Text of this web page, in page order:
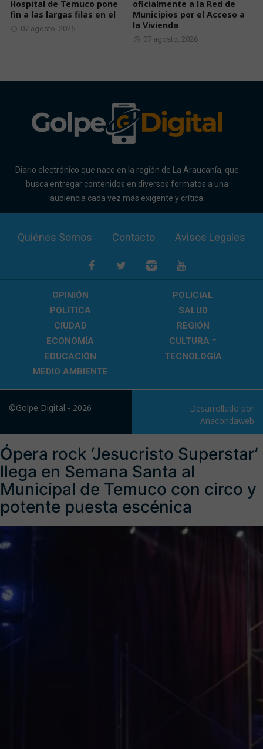
Hospital de Temuco pone
fin a las largas filas en el
07 agosto, 2026
oficialmente a la Red de
Municipios por el Acceso a
la Vivienda
07 agosto, 2026
Diario electrónico que nace en la región de La Araucanía, que
busca entregar contenidos en diversos formatos a una
audiencia cada vez más exigente y crítica.
Quiénes Somos Contacto Avisos Legales
OPINIÓN
POLICIAL
POLÍTICA
SALUD
CIUDAD
REGIÓN
ECONOMÍA
CULTURA
EDUCACIÓN
TECNOLOGÍA
MEDIO AMBIENTE
©Golpe Digital - 2026
Desarrollado por
Anacondaweb
Ópera rock ‘Jesucristo Superstar’
llega en Semana Santa al
Municipal de Temuco con circo y
potente puesta escénica